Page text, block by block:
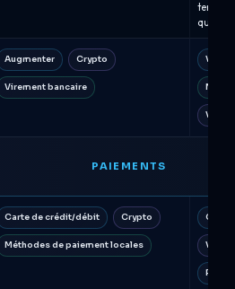
que les
Augmenter Crypto
Virement bancaire
Visa
PAIEMENTS
Carte de crédit/débit Crypto
Méthodes de paiement locales
Carte
PayPal